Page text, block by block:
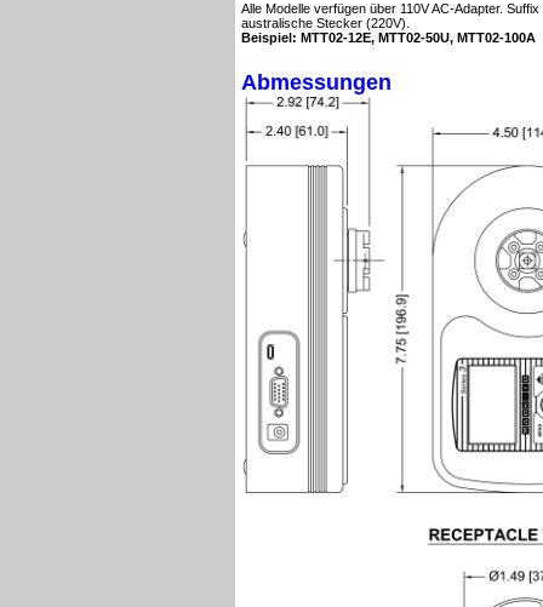
Alle Modelle verfügen über 110V AC-Adapter. Suffix
australische Stecker (220V)
Beispiel: MTT02-12E, MTT02-50U, MTT02-100A
Abmessungen